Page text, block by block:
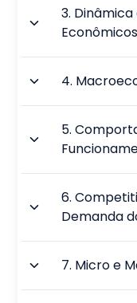
3.
Econômicos
4.
5.
6.
Demanda
7. Micro e